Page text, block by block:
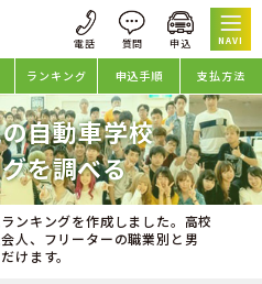
NAVI
ランキング 申込手順 支払方法
自動車学校
を調べる
ンキングを作成しました。高校
人、フリーターの職業別と男
けます。